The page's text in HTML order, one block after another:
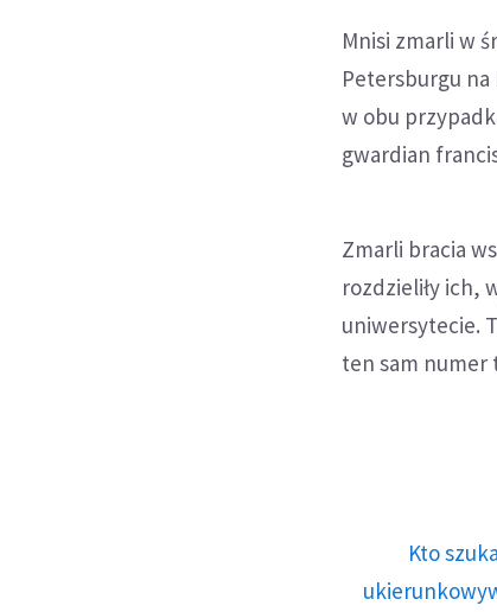
Mnisi zmarli w
Petersburgu na
w obu
gwardian
Zmarli bracia
rozdzieliły ich,
uniwersytecie.
ten sam
Kto